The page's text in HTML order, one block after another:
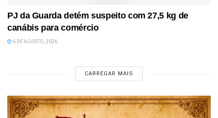
PJ da Guarda detém suspeito com 27,5 kg de
canábis para comércio
6 DE AGOSTO, 2026
CARREGAR MAIS